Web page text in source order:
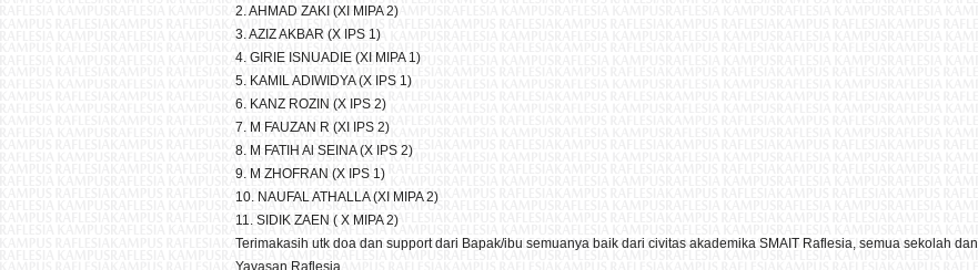
2. AHMAD ZAKI (XI MIPA 2)
3. AZIZ AKBAR (X IPS 1)
4. GIRIE ISNUADIE (XI MIPA 1)
5. KAMIL ADIWIDYA (X IPS 1)
6. KANZ ROZIN (X IPS 2)
7. M FAUZAN R (XI IPS 2)
8. M FATIH Al SEINA (X IPS 2)
9. M ZHOFRAN (X IPS 1)
10. NAUFAL ATHALLA (XI MIPA 2)
11. SIDIK ZAEN ( X MIPA 2)
Terimakasih utk doa dan support dari Bapak/ibu semuanya baik dari civitas akademika SMAIT Raflesia, semua sekolah dan
Yayasan Raflesia.